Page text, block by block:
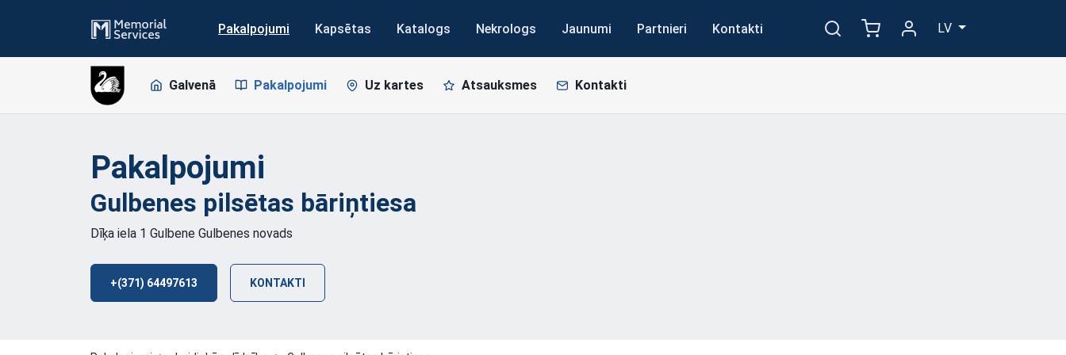
Pakalpojumi Kapsētas Katalogs Nekrologs Jaunumi Partnieri Kontakti LV
Galvenā Pakalpojumi Uz kartes Atsauksmes Kontakti
Pakalpojumi
Gulbenes pilsētas bāriņtiesa
Dīķa iela 1 Gulbene Gulbenes novads
+(371) 64497613 KONTAKTI